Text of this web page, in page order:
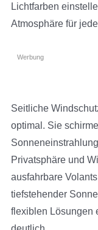
Lichtfarben
Atmosphäre für
Werbung
Seitliche
optimal. Sie
Privatsphäre und
ausfahrbare
tiefstehender
flexiblen Lösungen